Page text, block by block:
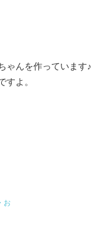
ゃんを作っています♪
よ。
お